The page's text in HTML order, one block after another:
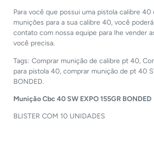
Para você que possui uma pistola calibre 40
munições para a sua calibre 40, você
contato com nossa equipe para lhe vender
você precisa.
Tags: Comprar munição de calibre pt 40,
para pistola 40, comprar munição de pt 40
BONDED.
Munição Cbc40 SW EXPO 155GR BONDED
BLISTER COM 10 UNIDADES